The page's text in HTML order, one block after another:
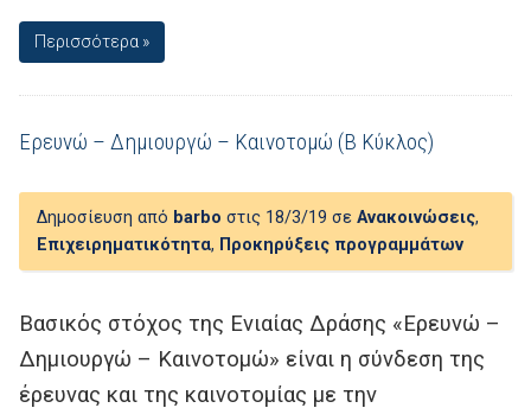
Περισσότερα »
Ερευνώ – Δημιουργώ – Καινοτομώ (Β Κύκλος)
Δημοσίευση από barbo στις 18/3/19 σε Ανακοινώσεις,
Επιχειρηματικότητα, Προκηρύξεις προγραμμάτων
Βασικός στόχος της Ενιαίας Δράσης «Ερευνώ –
Δημιουργώ – Καινοτομώ» είναι η σύνδεση της
έρευνας και της καινοτομίας με την